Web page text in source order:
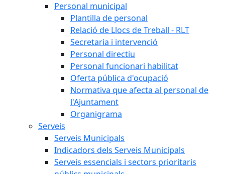
Personal municipal
Plantilla de personal
Relació de Llocs de Treball - RLT
Secretaria i intervenció
Personal directiu
Personal funcionari habilitat
Oferta pública d'ocupació
Normativa que afecta al personal de
l'Ajuntament
Organigrama
Serveis
Serveis Municipals
Indicadors dels Serveis Municipals
Serveis essencials i sectors prioritaris